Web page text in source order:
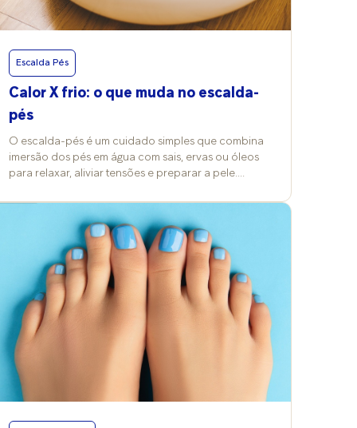
Escalda Pés
Calor X frio: o que muda no escalda-
pés
O escalda-pés é um cuidado simples que combina
imersão dos pés em água com sais, ervas ou óleos
para relaxar, aliviar tensões e preparar a pele.
temperatura da água e a escolha dos produtos
costumam ser alterados também e isso reflete nos
efeitos e nos cuidados desse ritual. Vitória Contini,
professora de Cosmetologia Clínica na FMU, explica
que a prática pode ser feita com água quente,
morna ou fria, conforme o objetivo da pessoa, e
costuma trazer benefícios para a pele e a
circulação. “No frio, a água aquecida promove
conforto térmico e vasodilatação; no calor,
temperaturas mais baixas refrescam e ajudam a
reduzir inchaço”, compara. Já a podóloga Grace
Kelly Barreto reforça o valor terapêutico além da
estética. “É um cuidado que alivia dores e tensões,